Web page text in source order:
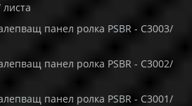
листа
панел ролка PSBR - C3003/
панел ролка PSBR - C3002/
панел ролка PSBR - C3001/